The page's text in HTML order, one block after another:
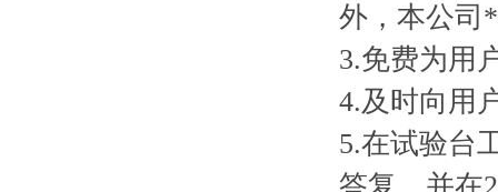
外，本公司
3.免费为用
4.及时向用
5.在试验台